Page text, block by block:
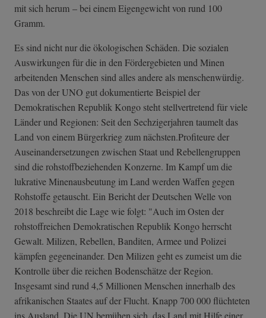
mit sich herum – bei einem Eigengewicht von rund 100
Gramm.
Es sind nicht nur die ökologischen Schäden. Die sozialen
Auswirkungen für die in den Fördergebieten und Minen
arbeitenden Menschen sind alles andere als menschenwürdig.
Das von der UNO gut dokumentierte Beispiel der
Demokratischen Republik Kongo steht stellvertretend für viele
Länder und Regionen: Seit den Sechzigerjahren taumelt das
Land von einem Bürgerkrieg zum nächsten.Profiteure der
Auseinandersetzungen zwischen Staat und Rebellengruppen
sind die rohstoffbeziehenden Konzerne. Im Kampf um die
lukrative Minenausbeutung im Land werden Waffen gegen
Rohstoffe getauscht. Ein Bericht der Deutschen Welle von
2018 beschreibt die Lage wie folgt: "Auch im Osten der
rohstoffreichen Demokratischen Republik Kongo herrscht
Gewalt. Milizen, Rebellen, Banditen, Armee und Polizei
kämpfen gegeneinander. Den Milizen geht es zumeist um die
Kontrolle über die reichen Bodenschätze der Region.
Insgesamt sind rund 4,5 Millionen Menschen innerhalb des
afrikanischen Staates auf der Flucht. Knapp 700 000 flüchteten
ins Ausland. Die UN bemühen sich, das Land mit Hilfe einer